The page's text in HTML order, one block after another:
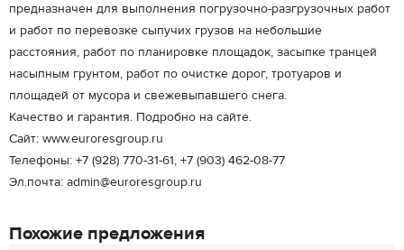
предназначен для выполнения погрузочно-разгрузочных работ
и работ по перевозке сыпучих грузов на небольшие
расстояния, работ по планировке площадок, засыпке транцей
насыпным грунтом, работ по очистке дорог, тротуаров и
площадей от мусора и свежевыпавшего снега.
Качество и гарантия. Подробно на сайте.
Сайт: www.euroresgroup.ru
Телефоны: +7 (928) 770-31-61, +7 (903) 462-08-77
Эл.почта: admin@euroresgroup.ru
Похожие предложения